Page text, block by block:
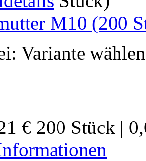
M10 (200
Variante wählen
€ 200 Stück |